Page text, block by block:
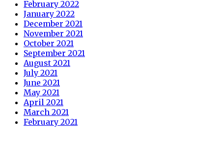
February 2022
January 2022
December 2021
November 2021
October 2021
September 2021
August 2021
July 2021
June 2021
May 2021
April 2021
March 2021
February 2021